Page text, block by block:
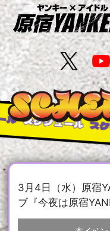
スケジュール スケ
3月4日（水）原宿
ブ『今夜は原宿